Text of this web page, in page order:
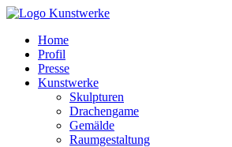
Home
Profil
Presse
Kunstwerke
Skulpturen
Drachengame
Gemälde
Raumgestaltung